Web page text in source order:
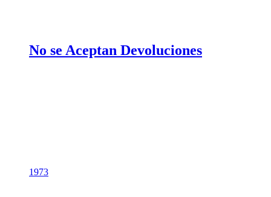
No se Aceptan Devoluciones
1973